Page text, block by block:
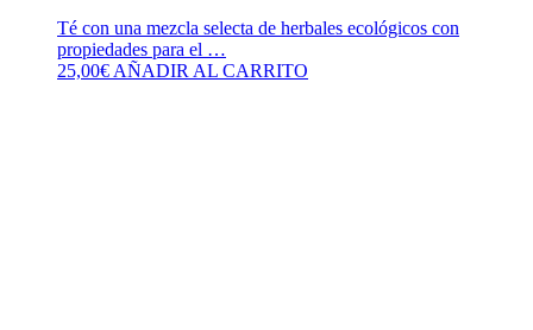
Té con una mezcla selecta de herbales ecológicos con
propiedades para el …
25,00€AÑADIR AL CARRITO